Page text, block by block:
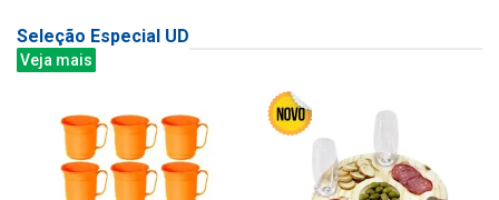
Seleção Especial UD
Veja mais